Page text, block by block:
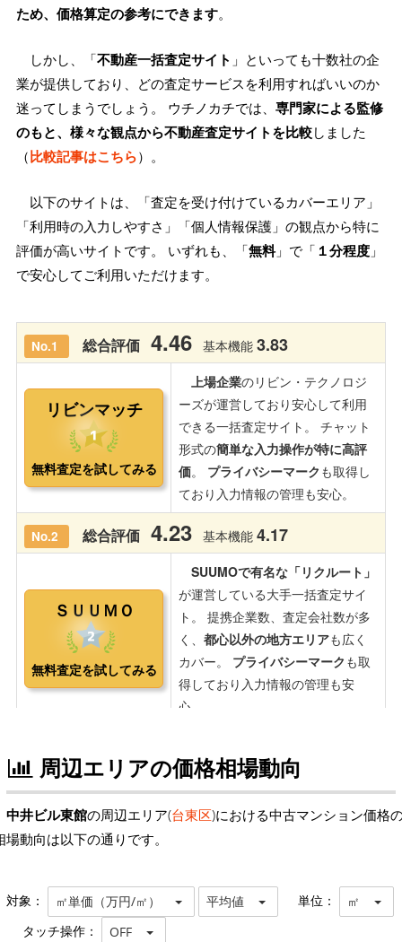
ため、価格算定の参考にできます。
しかし、「不動産一括査定サイト 」といっても十数社の企
業が提供しており、どの査定サービスを利用すればいいのか
迷ってしまうでしょう。 ウチノカチでは、 専門家による監修
のもと、様々な観点から不動産査定サイトを比較しました
（比較記事はこちら）。
以下のサイトは、「査定を受け付けているカバーエリア」
「利用時の入力しやすさ」「個人情報保護」の観点から特に
評価が高いサイトです。 いずれも、「無料」で「 １分程度 」
で安心してご利用いただけます。
周辺エリアの価格相場動向
中井ビル東館の周辺エリア(台東区)における中古マンション価格
場動向は以下の通りです。
対象： ㎡単価（万円/㎡） 平均値 単位： ㎡
タッチ操作： OFF